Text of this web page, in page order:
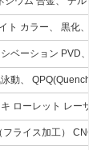
ト カラー、 黒化、
ベーション PVD、
動、 QPQ(Quench-
ローレット レーザ
ライス加工） CNC